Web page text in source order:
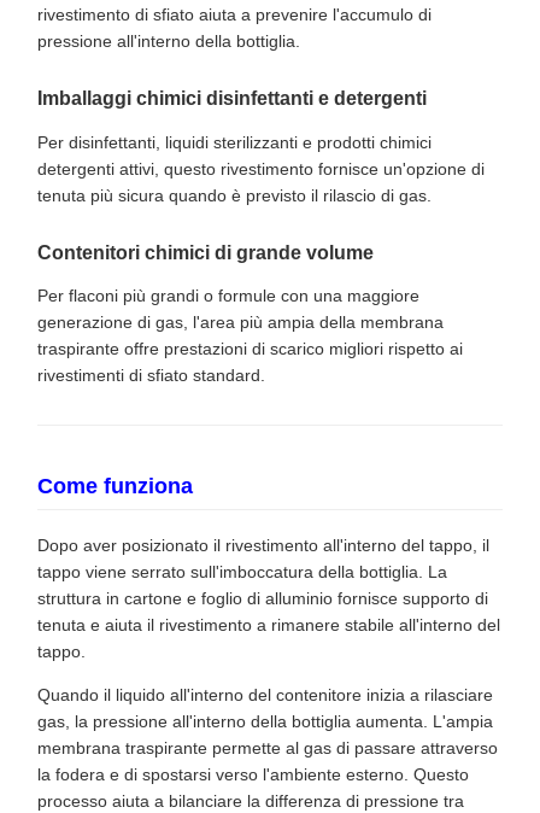
rivestimento di sfiato aiuta a prevenire l'accumulo di
pressione all'interno della bottiglia.
Imballaggi chimici disinfettanti e detergenti
Per disinfettanti, liquidi sterilizzanti e prodotti chimici
detergenti attivi, questo rivestimento fornisce un'opzione di
tenuta più sicura quando è previsto il rilascio di gas.
Contenitori chimici di grande volume
Per flaconi più grandi o formule con una maggiore
generazione di gas, l'area più ampia della membrana
traspirante offre prestazioni di scarico migliori rispetto ai
rivestimenti di sfiato standard.
Come funziona
Dopo aver posizionato il rivestimento all'interno del tappo, il
tappo viene serrato sull'imboccatura della bottiglia. La
struttura in cartone e foglio di alluminio fornisce supporto di
tenuta e aiuta il rivestimento a rimanere stabile all'interno del
tappo.
Quando il liquido all'interno del contenitore inizia a rilasciare
gas, la pressione all'interno della bottiglia aumenta. L'ampia
membrana traspirante permette al gas di passare attraverso
la fodera e di spostarsi verso l'ambiente esterno. Questo
processo aiuta a bilanciare la differenza di pressione tra